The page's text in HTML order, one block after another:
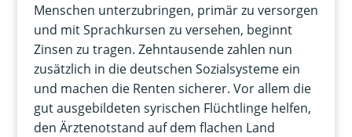
Menschen unterzubringen, primär zu versorgen
und mit Sprachkursen zu versehen, beginnt
Zinsen zu tragen. Zehntausende zahlen nun
zusätzlich in die deutschen Sozialsysteme ein
und machen die Renten sicherer. Vor allem die
gut ausgebildeten syrischen Flüchtlinge helfen,
den Ärztenotstand auf dem flachen Land